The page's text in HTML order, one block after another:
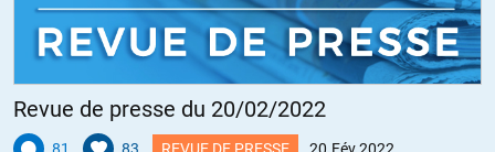
Revue de presse du 20/02/2022
81 83 REVUE DE PRESSE 20.Fév.2022